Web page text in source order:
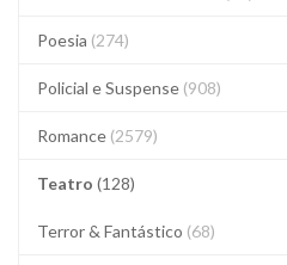
Poesia (274)
Policial e Suspense (908)
Romance (2579)
Teatro (128)
Terror & Fantástico (68)